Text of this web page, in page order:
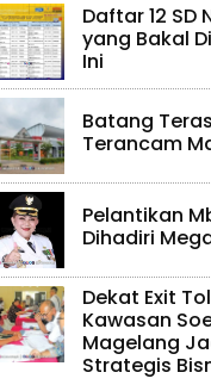
Daftar 12 SD
yang Bakal
Ini
Batang
Terancam
Pelantikan
Dihadiri
Dekat Exit
Kawasan
Magelang
Strategis